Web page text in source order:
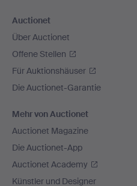
Auctionet
Über Auctionet
Offene Stellen
Für Auktionshäuser
Die Auctionet-Garantie
Mehr von Auctionet
Auctionet Magazine
Die Auctionet-App
Auctionet Academy
Künstler und Designer